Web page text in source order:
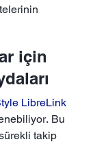
için
LibreLink
Bu
takip